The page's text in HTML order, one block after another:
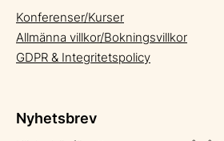
Konferenser/Kurser
Allmänna villkor/Bokningsvillkor
GDPR & Integritetspolicy
Nyhetsbrev